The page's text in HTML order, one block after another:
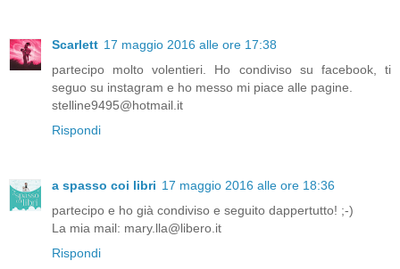
Scarlett 17 maggio 2016 alle ore 17:38
partecipo molto volentieri. Ho condiviso su facebook, ti
seguo su instagram e ho messo mi piace alle pagine.
stelline9495@hotmail.it
Rispondi
a spasso coi libri 17 maggio 2016 alle ore 18:36
partecipo e ho già condiviso e seguito dappertutto! ;-)
La mia mail: mary.lla@libero.it
Rispondi